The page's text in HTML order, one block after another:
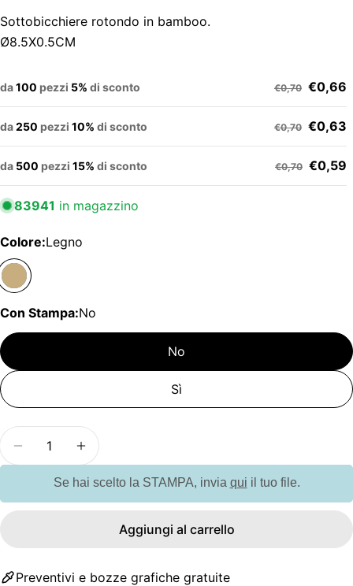
Sottobicchiere rotondo in bamboo.
Ø8.5X0.5CM
da100 pezzi 5% di sconto €0,70 €0,66
da250 pezzi 10% di sconto €0,70 €0,63
da 500 pezzi 15% di sconto €0,70 €0,59
83941 in magazzino
Colore:Legno
Con Stampa:No
No
Sì
Diminuisci la quantità per GO6602
Aumenta la quantità per GO6602
Se hai scelto la STAMPA, invia qui il tuo file.
Aggiungi al carrello
Preventivi e bozze grafiche gratuite